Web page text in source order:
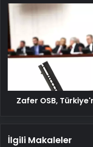
Zafer
OSB,
Türkiye'nin
Yeni
Sanayi
Üssü
Zafer OSB,
İlgili Makaleler